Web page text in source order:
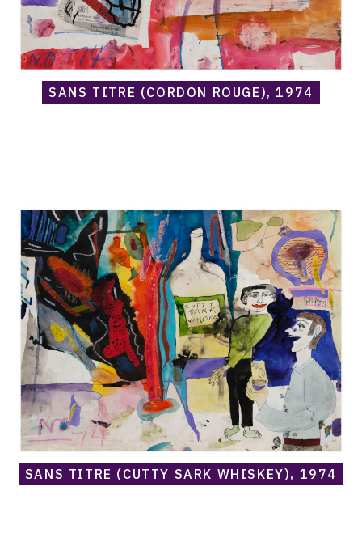
SANS TITRE (CORDON ROUGE), 1974
Norris
Embry,
Sans
titre
(Cutty
Sark
Whiskey),
1974
SANS TITRE (CUTTY SARK WHISKEY), 1974